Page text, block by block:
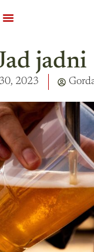
jadni
2023